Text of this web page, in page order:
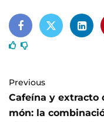
Previous
Cafeína y extracto
món: la